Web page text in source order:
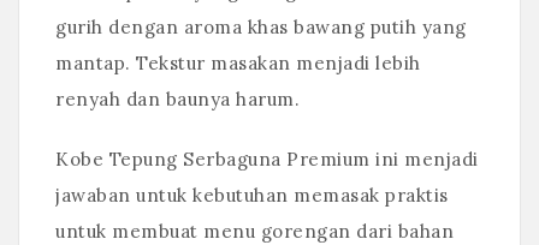
gurih dengan aroma khas bawang putih yang
mantap. Tekstur masakan menjadi lebih
renyah dan baunya harum.
Kobe Tepung Serbaguna Premium ini menjadi
jawaban untuk kebutuhan memasak praktis
untuk membuat menu gorengan dari bahan